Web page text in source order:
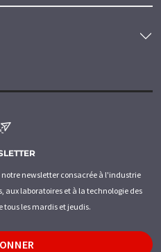
newsletter consacrée à l'industrie
laboratoires et à la technologie des
tous les mardis et jeudis.